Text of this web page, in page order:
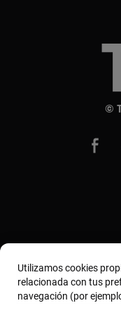
©
Utilizamos cookies
relacionada con tus
navegación (por